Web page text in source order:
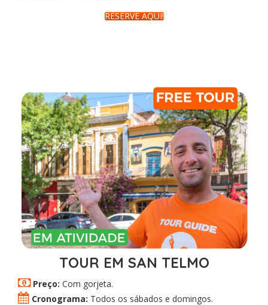
RESERVE AQUI!
TOUR EM SAN TELMO
Preço: Com gorjeta.
Cronograma: Todos os sábados e domingos.